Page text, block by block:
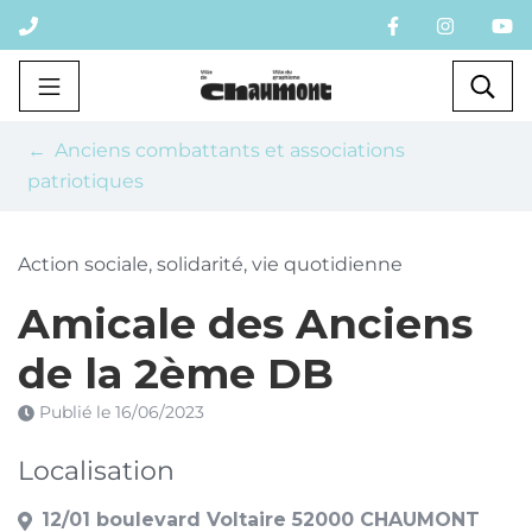
Aller
au
contenu
Chaumont
Anciens combattants et associations
patriotiques
Action sociale, solidarité, vie quotidienne
Amicale des Anciens
de la 2ème DB
Publié le 16/06/2023
Localisation
12/01 boulevard Voltaire 52000 CHAUMONT